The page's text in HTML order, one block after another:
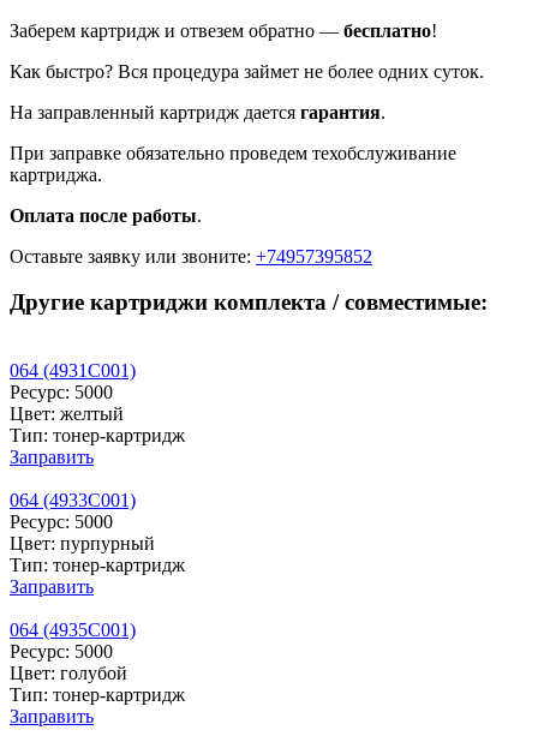
Заберем картридж и отвезем обратно — бесплатно!
Как быстро? Вся процедура займет не более одних суток.
На заправленный картридж дается гарантия.
При заправке обязательно проведем техобслуживание
картриджа.
Оплата после работы.
Оставьте заявку или звоните: +74957395852
Другие картриджи комплекта / совместимые:
064 (4931C001)
Ресурс: 5000
Цвет: желтый
Тип: тонер-картридж
Заправить
064 (4933C001)
Ресурс: 5000
Цвет: пурпурный
Тип: тонер-картридж
Заправить
064 (4935C001)
Ресурс: 5000
Цвет: голубой
Тип: тонер-картридж
Заправить